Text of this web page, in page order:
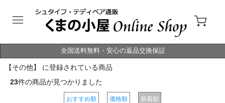
全国送料無料・安心の返品交換保証
【その他】 に登録されている商品
23件の商品が見つかりました
おすすめ順 価格順 新着順